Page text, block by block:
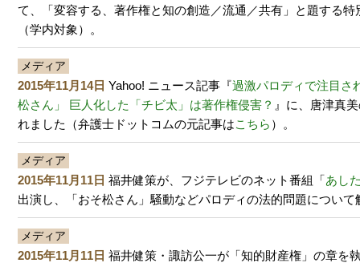
て、「変容する、著作権と知の創造／流通／共有」と題する特
（学内対象）。
メディア
2015年11月14日 Yahoo! ニュース記事『過激パロディで注目さ
松さん」 巨人化した「チビ太」は著作権侵害？ 』に、唐津真
れました（弁護士ドットコムの元記事はこちら ）。
メディア
2015年11月11日 福井健策が、フジテレビのネット番組「あし
出演し、「おそ松さん」騒動などパロディの法的問題について
メディア
2015年11月11日 福井健策・諏訪公一が「知的財産権」の章を